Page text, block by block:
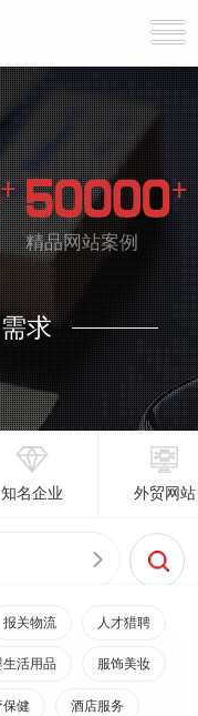
精品网站案例
求
知名企业 外贸网站
报关物流 人才猎聘
生活用品 服饰美妆
保健 酒店服务